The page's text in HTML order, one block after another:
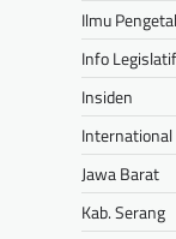
Ilmu
Info Legislatif
Insiden
International
Jawa Barat
Kab. Serang